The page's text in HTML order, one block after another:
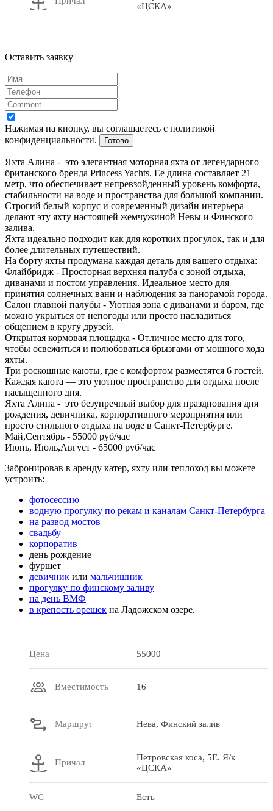
«ЦСКА»
Оставить заявку
Нажимая на кнопку, вы соглашаетесь с политикой
конфиденциальности.
Готово
Яхта Алина - это элегантная моторная яхта от легендарного
британского бренда Princess Yachts. Ее длина составляет 21
метр, что обеспечивает непревзойденный уровень комфорта,
стабильности на воде и пространства для большой компании.
Строгий белый корпус и современный дизайн интерьера
делают эту яхту настоящей жемчужиной Невы и Финского
залива.
Яхта идеально подходит как для коротких прогулок, так и для
более длительных путешествий.
На борту яхты продумана каждая деталь для вашего отдыха:
Флайбридж - Просторная верхняя палуба с зоной отдыха,
диванами и постом управления. Идеальное место для
принятия солнечных ванн и наблюдения за панорамой города.
Салон главной палубы - Уютная зона с диванами и баром, где
можно укрыться от непогоды или просто насладиться
общением в кругу друзей.
Открытая кормовая площадка - Отличное место для того,
чтобы освежиться и полюбоваться брызгами от мощного хода
яхты.
Три роскошные каюты, где с комфортом разместятся 6 гостей.
Каждая каюта — это уютное пространство для отдыха после
насыщенного дня.
Яхта Алина - это безупречный выбор для празднования дня
рождения, девичника, корпоративного мероприятия или
просто стильного отдыха на воде в Санкт-Петербурге.
Май,Сентябрь - 55000 руб/час
Июнь, Июль,Август - 65000 руб/час
Забронировав в аренду катер, яхту или теплоход вы можете
устроить:
фотосессию
водную прогулку по рекам и каналам Санкт-Петербурга
на развод мостов
свадьбу
корпоратив
день рождение
фуршет
девичник или мальчишник
прогулку по финскому заливу
на день ВМФ
в крепость орешек на Ладожском озере.
Цена 55000
Вместимость 16
Маршрут Нева, Финский залив
Причал
Петровская коса, 5Е. Я/к
«ЦСКА»
WC Есть